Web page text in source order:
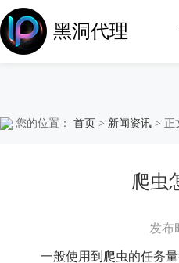
黑洞代理
您的位置： 首页 > 新闻资讯 > 正
爬虫
发布
一般使用到爬虫的任务